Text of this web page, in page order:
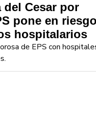
Cesar por
pone en
hospitalarios
de EPS con